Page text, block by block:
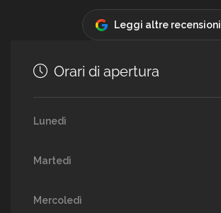
Leggi altre recensioni
Orari di apertura
Lunedì
Martedì
Mercoledì